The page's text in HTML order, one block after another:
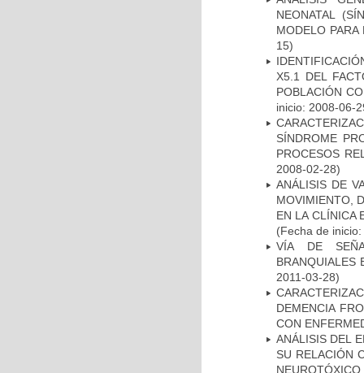
NEONATAL
MODELO
15)
X5.1 DEL
POBLACIÓN
inicio: 2008-06-
SÍNDROME
PROCESOS
2008-02-28)
ANÁLISIS DE
MOVIMIENTO,
EN LA CLÍNICA
(Fecha de
VÍA DE
BRANQUIALES
2011-03-28)
DEMENCIA
CON
ANÁLISIS DEL
SU RELACIÓN
NEUROTÓXICO